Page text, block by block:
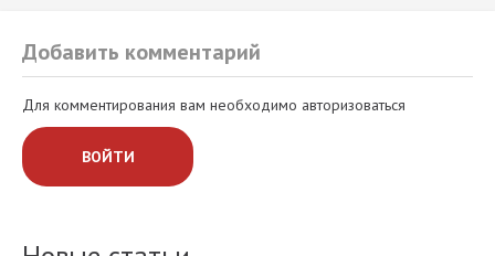
Добавить комментарий
Для комментирования вам необходимо авторизоваться
ВОЙТИ